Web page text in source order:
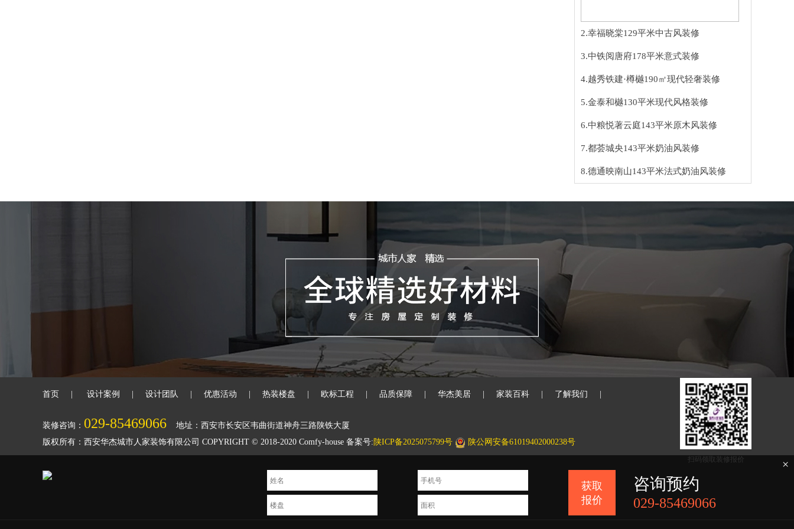
×
获取
报价
咨询预约
029-85469066
2.幸福晓棠129平米中古风装修
3.中铁阅唐府178平米意式装修
4.越秀铁建·樽樾190㎡现代轻奢装修
5.金泰和樾130平米现代风格装修
6.中粮悦著云庭143平米原木风装修
7.都荟城央143平米奶油风装修
8.德通映南山143平米法式奶油风装修
扫码领取装修报价
首页 设计案例 设计团队 优惠活动 热装楼盘 欧标工程 品质保障 华杰美居 家装百科 了解我们
装修咨询： 029-85469066
地址：西安市长安区韦曲街道神舟三路陕铁大厦
版权所有：西安华杰城市人家装饰有限公司 COPYRIGHT © 2018-2020 Comfy-house 备案号: 陕ICP备2025075799号 陕公网安备61019402000238号